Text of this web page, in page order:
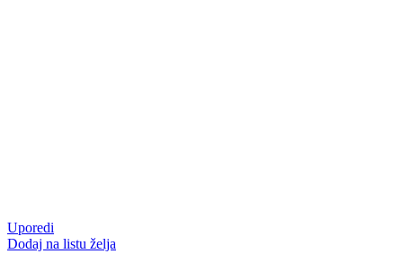
Uporedi
Dodaj na listu želja